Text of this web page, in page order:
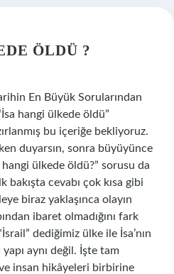
ÖLDÜ ?
En Büyük Sorularından
hangi ülkede öldü”
bu içeriğe bekliyoruz.
duyarsın, sonra büyüyünce
ülkede öldü?” sorusu da
cevabı çok kısa gibi
biraz yaklaşınca olayın
ibaret olmadığını fark
dediğimiz ülke ile İsa’nın
aynı değil. İşte tam
insan hikâyeleri birbirine